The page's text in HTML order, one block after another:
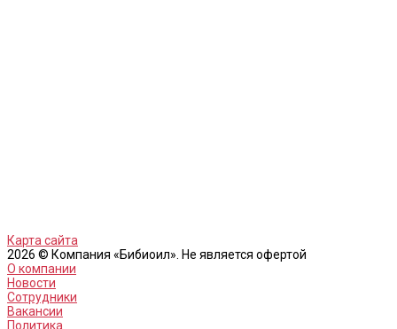
Карта сайта
2026 © Компания «Бибиоил». Не является офертой
О компании
Новости
Сотрудники
Вакансии
Политика